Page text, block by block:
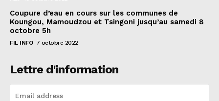
Coupure d’eau en cours sur les communes de
Koungou, Mamoudzou et Tsingoni jusqu’au samedi 8
octobre 5h
FIL INFO 7 octobre 2022
Lettre d'information